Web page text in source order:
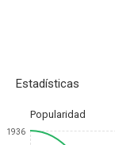
Estadísticas
Popularidad
1936